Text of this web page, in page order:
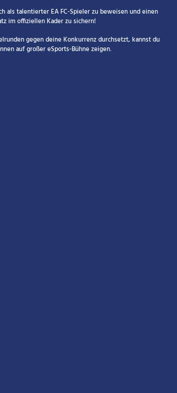
als talentierter EA FC-Spieler zu beweisen und einen
im offiziellen Kader zu sichern!
gegen deine Konkurrenz durchsetzt, kannst du
auf großer eSports-Bühne zeigen.